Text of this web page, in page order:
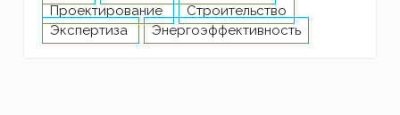
Проектирование
Строительство
Экспертиза
Энергоэффективность